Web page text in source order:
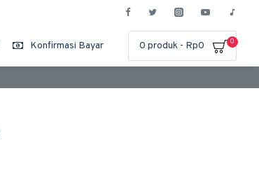
Konfirmasi Bayar 0 produk - Rp0 0